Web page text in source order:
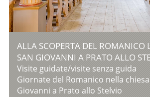
ALLA SCOPERTA DEL ROMANICO
SAN GIOVANNI A PRATO ALLO
Visite guidate/visite senza guida
Giornate del Romanico nella
Giovanni a Prato allo Stelvio